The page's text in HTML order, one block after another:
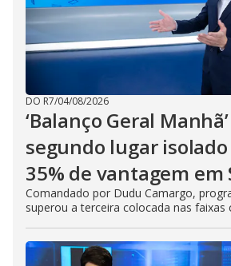
DO R7/04/08/2026
‘Balanço Geral
segundo lugar isolado
35% de vantagem em
Comandado por Dudu Camargo,
superou a terceira colocada nas faixas